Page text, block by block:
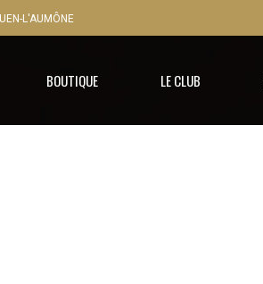
L'AUMÔNE
BOUTIQUE LE CLUB